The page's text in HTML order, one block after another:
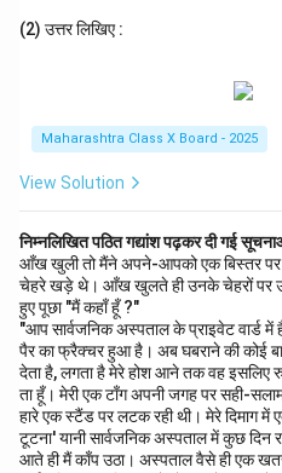
(2) उत्तर लिखिए :
Maharashtra Class X Board - 2025
View Solution
निम्नलिखित पठित गद्यांश पढ़कर दी गई
आँख खुली तो मैंने अपने-आपको एक बिस्तर पर
चेहरे खड़े थे। आँख खुलते ही उनके चेहरों पर
हुए पूछा "मैं कहाँ हूँ ?"
"आप सार्वजनिक अस्पताल के प्राइवेट वार्ड में
पैर का फ्रैक्चर हुआ है। अब घबराने की कोई
देता है, लगता है मेरे होश आने तक वह इसलिए
ता हूँ। मेरी एक टाँग अपनी जगह पर सही-
हारे एक स्टैंड पर लटक रही थी। मेरे दिमाग
टूटना' यानी सार्वजनिक अस्पताल में कुछ दिन
आते ही मैं काँप उठा। अस्पताल वैसे ही एक